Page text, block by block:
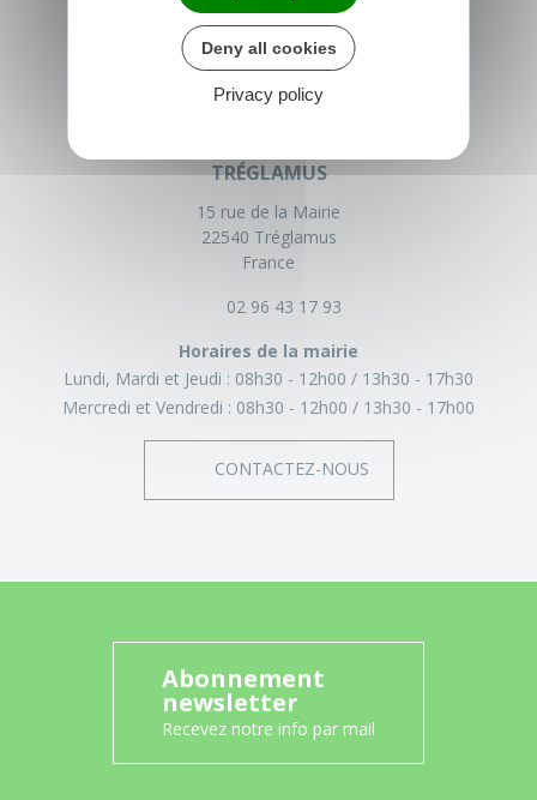
TRÉGLAMUS
15 rue de la Mairie
22540 Tréglamus
France
02 96 43 17 93
Horaires de la mairie
Lundi, Mardi et Jeudi : 08h30 - 12h00
13h30 - 17h30
Mercredi et Vendredi : 08h30 - 12h00 13h30 - 17h00
CONTACTEZ-NOUS
Abonnement
newsletter
Recevez notre info par mail
Deny all cookies
Privacy policy